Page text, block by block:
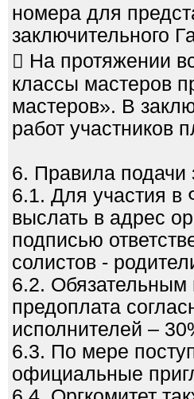
номера для
заключительного
 На протяжении
классы мастеров
мастеров». В
работ участников
6. Правила подачи
6.1. Для участия в
выслать в адрес
подписью
солистов -
6.2. Обязательным
предоплата
исполнителей –
6.3. По мере
официальные